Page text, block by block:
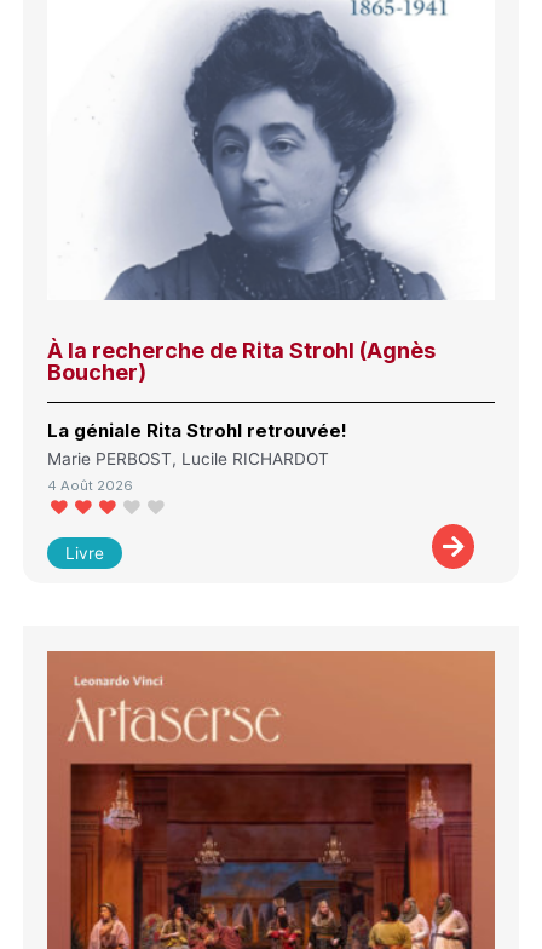
À la recherche de Rita Strohl (Agnès
Boucher)
La géniale Rita Strohl retrouvée!
Marie PERBOST, Lucile RICHARDOT
4 Août 2026
Livre